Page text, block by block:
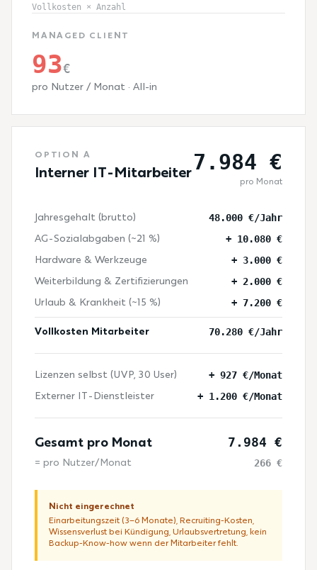
Vollkosten × Anzahl
MANAGED CLIENT
93€
pro Nutzer / Monat · All-in
OPTION A
Interner IT-Mitarbeiter 7.984 €
pro Monat
Jahresgehalt (brutto) 48.000 €/Jahr
AG-Sozialabgaben (~21 %) + 10.080 €
Hardware & Werkzeuge + 3.000 €
Weiterbildung & Zertifizierungen + 2.000 €
Urlaub & Krankheit (~15 %) + 7.200 €
Vollkosten Mitarbeiter 70.280 €/Jahr
Lizenzen selbst (UVP, 30 User) + 927 €/Monat
Externer IT-Dienstleister + 1.200 €/Monat
Gesamt pro Monat 7.984 €
= pro Nutzer/Monat 266 €
Nicht eingerechnet
Einarbeitungszeit (3–6 Monate), Recruiting-Kosten,
Wissensverlust bei Kündigung, Urlaubsvertretung, kein
Backup-Know-how wenn der Mitarbeiter fehlt.